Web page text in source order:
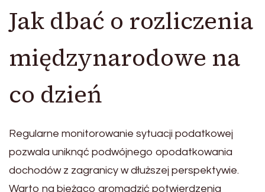
Jak dbać o rozliczenia
międzynarodowe na
co dzień
Regularne monitorowanie sytuacji podatkowej
pozwala uniknąć podwójnego opodatkowania
dochodów z zagranicy w dłuższej perspektywie.
Warto na bieżąco gromadzić potwierdzenia